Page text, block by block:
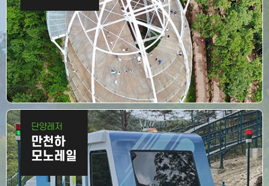
단양레저
만천하
모노레일